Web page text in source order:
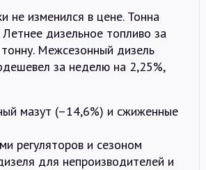
не изменился в цене. Тонна
дизельное топливо за
Межсезонный дизель
за неделю на 2,25%,
мазут (–14,6%) и сжиженные
регуляторов и сезоном
для непроизводителей и